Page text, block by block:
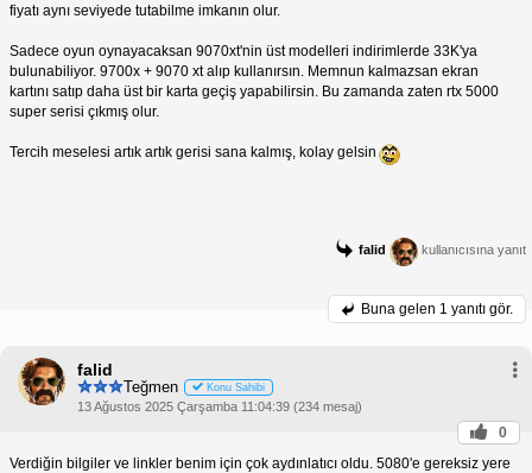
fiyatı aynı seviyede tutabilme imkanın olur.
Sadece oyun oynayacaksan 9070xt'nin üst modelleri indirimlerde 33K'ya
bulunabiliyor. 9700x + 9070 xt alıp kullanırsın. Memnun kalmazsan ekran
kartını satıp daha üst bir karta geçiş yapabilirsin. Bu zamanda zaten rtx 5000
super serisi çıkmış olur.
Tercih meselesi artık artık gerisi sana kalmış, kolay gelsin
falid kullanıcısına yanıt
Buna gelen 1 yanıtı gör.
falid
Teğmen Konu Sahibi
13 Ağustos 2025 Çarşamba 11:04:39 (234 mesaj)
0
Verdiğin bilgiler ve linkler benim için çok aydınlatıcı oldu. 5080'e gereksiz yere